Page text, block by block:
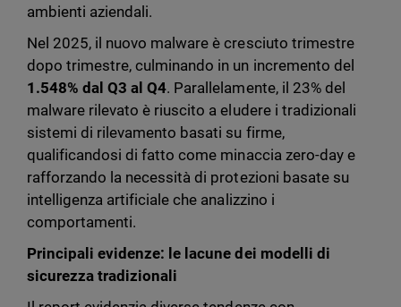
ambienti aziendali.
Nel 2025, il nuovo malware è cresciuto trimestre
dopo trimestre, culminando in un incremento del
1.548% dal Q3 al Q4. Parallelamente, il 23% del
malware rilevato è riuscito a eludere i tradizionali
sistemi di rilevamento basati su firme,
qualificandosi di fatto come minaccia zero-day e
rafforzando la necessità di protezioni basate su
intelligenza artificiale che analizzino i
comportamenti.
Principali evidenze: le lacune dei modelli di
sicurezza tradizionali